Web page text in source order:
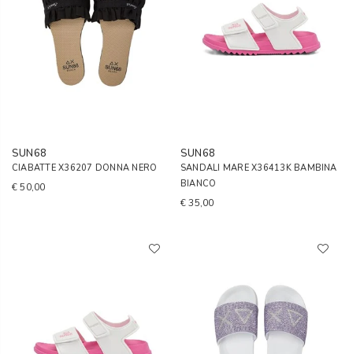
SUN68
CIABATTE X36207 DONNA NERO
€ 50,00
SUN68
SANDALI MARE X36413K BAMBINA
BIANCO
€ 35,00